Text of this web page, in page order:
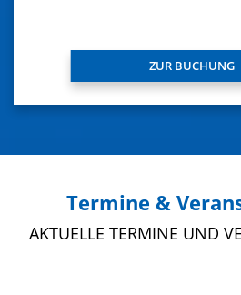
ZUR BUCHUNG
Termine &
AKTUELLE TERMINE UND